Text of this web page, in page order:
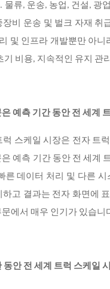
물류, 운송, 농업, 건설, 광
비 운송 및 벌크 자재 취
및 인프라 개발뿐만 아
기 비용, 지속적인 유지 관
예측 기간 동안 전 세계
스케일 시장은 전자 트
예측 기간 동안 전 세계
른 데이터 처리 및 다른
하고 결과는 전자 화면에
에서 매우 인기가 있습니
동안 전 세계 트럭 스케일